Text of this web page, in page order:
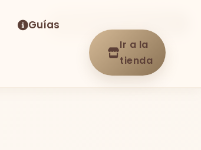
Guías
Ir a la
tienda
-22%